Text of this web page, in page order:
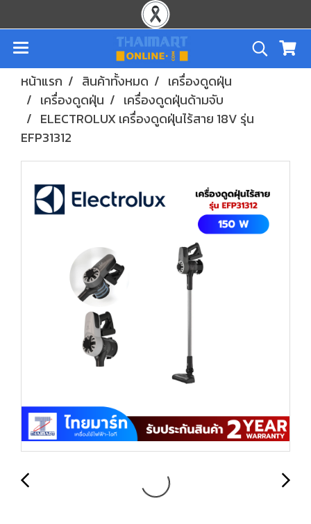
หน้าแรก สินค้าทั้งหมด
เครื่องดูดฝุ่น
เครื่องดูดฝุ่น
เครื่องดูดฝุ่นด้ามจับ
ELECTROLUX เครื่องดูดฝุ่นไร้สาย 18V รุ่น
EFP31312